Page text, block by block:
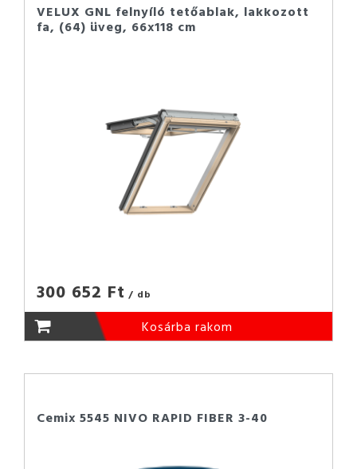
VELUX GNL felnyíló tetőablak, lakkozott
fa, (64) üveg, 66x118 cm
300 652 Ft / db
Kosárba rakom
Cemix 5545 NIVO RAPID FIBER 3-40